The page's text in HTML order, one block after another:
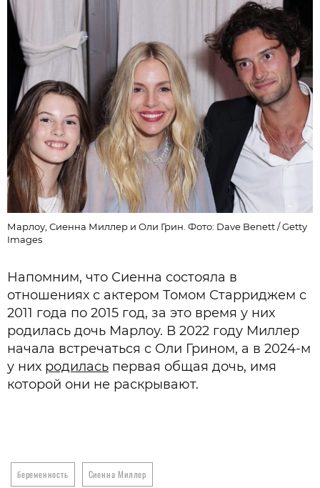
Марлоу, Сиенна Миллер и Оли Грин. Фото: Dave Benett / Getty
Images
Напомним, что Сиенна состояла в
отношениях с актером Томом Старриджем с
2011 года по 2015 год, за это время у них
родилась дочь Марлоу. В 2022 году Миллер
начала встречаться с Оли Грином, а в 2024-м
у них родилась первая общая дочь, имя
которой они не раскрывают.
беременность Сиенна Миллер